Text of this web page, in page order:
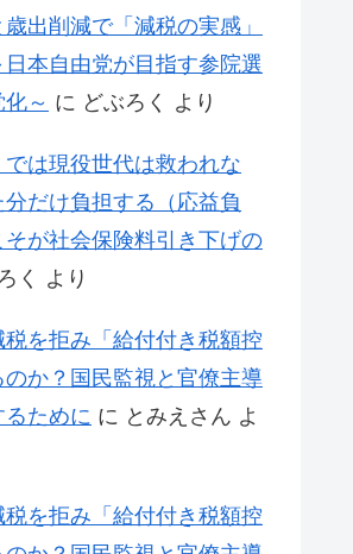
出削減で「減税の実感」
日本自由党が目指す参院選
～ に どぶろく より
では現役世代は救われな
だけ負担する（応益負
が社会保険料引き下げの
く より
を拒み「給付付き税額控
のか？国民監視と官僚主導
ために に とみえさん よ
を拒み「給付付き税額控